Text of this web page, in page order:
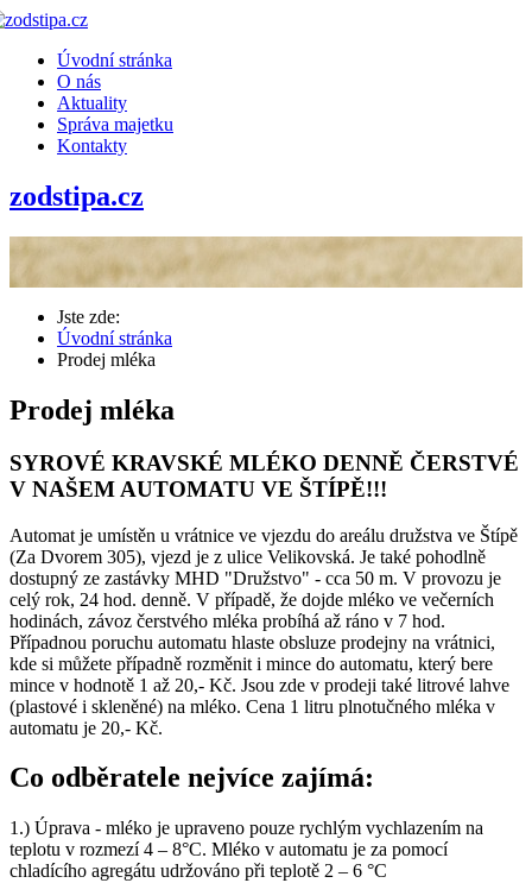
Úvodní stránka
O nás
Aktuality
Správa majetku
Kontakty
zodstipa.cz
Jste zde:
Úvodní stránka
Prodej mléka
Prodej mléka
SYROVÉ KRAVSKÉ MLÉKO DENNĚ ČERSTVÉ
V NAŠEM AUTOMATU VE ŠTÍPĚ!!!
Automat je umístěn u vrátnice ve vjezdu do areálu družstva ve Štípě
(Za Dvorem 305), vjezd je z ulice Velikovská. Je také pohodlně
dostupný ze zastávky MHD "Družstvo" - cca 50 m. V provozu je
celý rok, 24 hod. denně. V případě, že dojde mléko ve večerních
hodinách, závoz čerstvého mléka probíhá až ráno v 7 hod.
Případnou poruchu automatu hlaste obsluze prodejny na vrátnici,
kde si můžete případně rozměnit i mince do automatu, který bere
mince v hodnotě 1 až 20,- Kč. Jsou zde v prodeji také litrové lahve
(plastové i skleněné) na mléko. Cena 1 litru plnotučného mléka v
automatu je 20,- Kč.
Co odběratele nejvíce zajímá:
1.) Úprava - mléko je upraveno pouze rychlým vychlazením na
teplotu v rozmezí 4 – 8°C. Mléko v automatu je za pomocí
chladícího agregátu udržováno při teplotě 2 – 6 °C